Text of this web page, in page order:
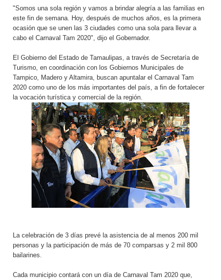
"Somos una sola región y vamos a brindar alegría a las familias en
este fin de semana. Hoy, después de muchos años, es la primera
ocasión que se unen las 3 ciudades como una sola para llevar a
cabo el Carnaval Tam 2020", dijo el Gobernador.
El Gobierno del Estado de Tamaulipas, a través de Secretaría de
Turismo, en coordinación con los Gobiernos Municipales de
Tampico, Madero y Altamira, buscan apuntalar el Carnaval Tam
2020 como uno de los más importantes del país, a fin de fortalecer
la vocación turística y comercial de la región.
La celebración de 3 días prevé la asistencia de al menos 200 mil
personas y la participación de más de 70 comparsas y 2 mil 800
bailarines.
Cada municipio contará con un día de Carnaval Tam 2020 que,